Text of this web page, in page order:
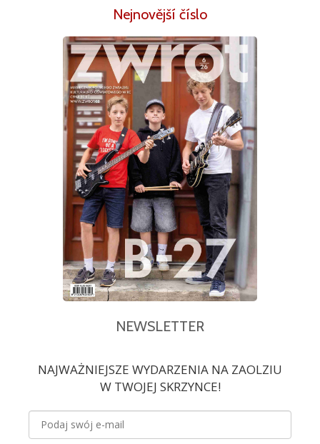
Nejnovější číslo
NEWSLETTER
NAJWAŻNIEJSZE WYDARZENIA NA ZAOLZIU
W TWOJEJ SKRZYNCE!